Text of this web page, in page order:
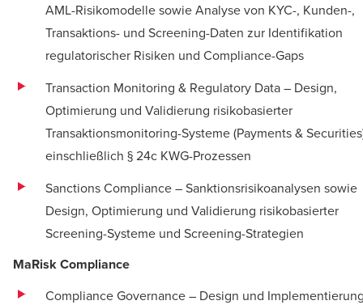
AML-Risikomodelle sowie Analyse von KYC-, Kunden-,
Transaktions- und Screening-Daten zur Identifikation
regulatorischer Risiken und Compliance-Gaps
Transaction Monitoring & Regulatory Data – Design,
Optimierung und Validierung risikobasierter
Transaktionsmonitoring-Systeme (Payments &
einschließlich § 24c KWG-Prozessen
Sanctions Compliance – Sanktionsrisikoanalysen sowie
Design, Optimierung und Validierung risikobasierter
Screening-Systeme und Screening-Strategien
MaRisk Compliance
Compliance Governance – Design und